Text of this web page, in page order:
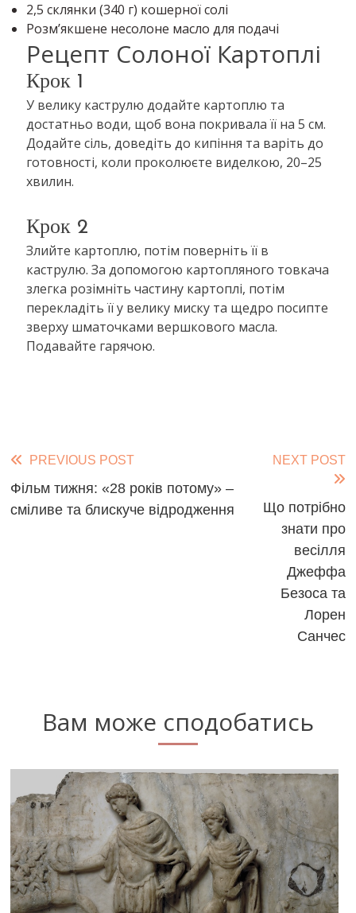
2,5 склянки (340 г) кошерної солі
Розм’якшене несолоне масло для подачі
Рецепт Солоної Картоплі
Крок 1
У велику каструлю додайте картоплю та
достатньо води, щоб вона покривала її на 5 см.
Додайте сіль, доведіть до кипіння та варіть до
готовності, коли проколюєте виделкою, 20–25
хвилин.
Крок 2
Злийте картоплю, потім поверніть її в
каструлю. За допомогою картопляного товкача
злегка розімніть частину картоплі, потім
перекладіть її у велику миску та щедро посипте
зверху шматочками вершкового масла.
Подавайте гарячою.
Read
more
PREVIOUS POST
Фільм тижня: «28 років потому» –
сміливе та блискуче відродження
NEXT POST
Що потрібно
знати про
весілля
Джеффа
Безоса та
Лорен
Санчес
Вам може сподобатись